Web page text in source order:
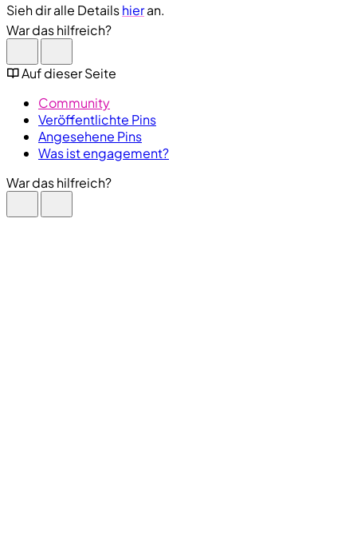
Sieh dir alle Detailshieran.
War das hilfreich?
Auf dieser Seite
Community
Veröffentlichte Pins
Angesehene Pins
Was ist engagement?
War das hilfreich?